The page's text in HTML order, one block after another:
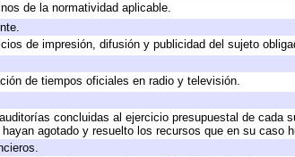
de la normatividad aplicable.
de impresión, difusión y publicidad del sujeto
de tiempos oficiales en radio y televisión.
concluidas al ejercicio presupuestal de cada
agotado y resuelto los recursos que en su caso